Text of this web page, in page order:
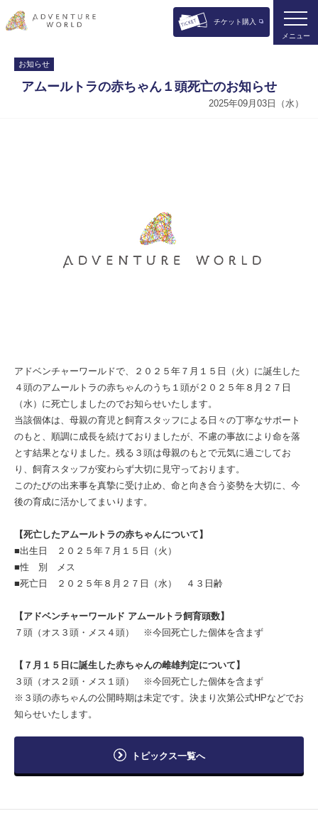
チケット購入
メニュー
お知らせ
アムールトラの赤ちゃん１頭死亡のお知らせ
2025年09月03日（水）
アドベンチャーワールドで、２０２５年７月１５日（火）に誕生した
４頭のアムールトラの赤ちゃんのうち１頭が２０２５年８月２７日
（水）に死亡しましたのでお知らせいたします。
当該個体は、母親の育児と飼育スタッフによる日々の丁寧なサポート
のもと、順調に成長を続けておりましたが、不慮の事故により命を落
とす結果となりました。残る３頭は母親のもとで元気に過ごしてお
り、飼育スタッフが変わらず大切に見守っております。
このたびの出来事を真摯に受け止め、命と向き合う姿勢を大切に、今
後の育成に活かしてまいります。
【死亡したアムールトラの赤ちゃんについて】
■出生日 ２０２５年７月１５日（火）
■性 別 メス
■死亡日 ２０２５年８月２７日（水） ４３日齢
【アドベンチャーワールド アムールトラ飼育頭数】
７頭（オス３頭・メス４頭） ※今回死亡した個体を含まず
【７月１５日に誕生した赤ちゃんの雌雄判定について】
３頭（オス２頭・メス１頭） ※今回死亡した個体を含まず
※３頭の赤ちゃんの公開時期は未定です。決まり次第公式HPなどでお
知らせいたします。
トピックス一覧へ